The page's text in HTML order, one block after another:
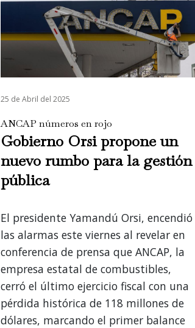
25 de Abril del 2025
ANCAP números en rojo
Gobierno Orsi propone un
nuevo rumbo para la gestión
pública
El presidente Yamandú Orsi, encendió
las alarmas este viernes al revelar en
conferencia de prensa que ANCAP, la
empresa estatal de combustibles,
cerró el último ejercicio fiscal con una
pérdida histórica de 118 millones de
dólares, marcando el primer balance